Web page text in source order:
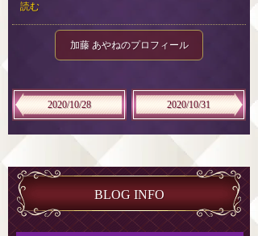
読む
加藤 あやねのプロフィール
2020/10/28 2020/10/31
BLOG INFO